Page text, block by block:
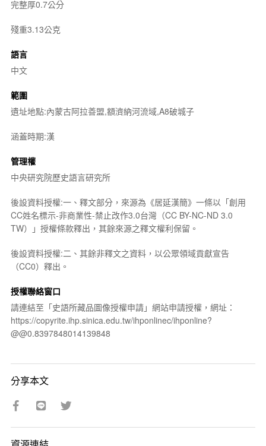
完整厚0.7公分
殘重3.13公克
語言
中文
範圍
遺址地點:內蒙古阿拉善盟,額濟納河流域,A8破城子
涵蓋時期:漢
管理權
中央研究院歷史語言研究所
後設資料授權:一、釋文部分，來源為《居延漢簡》一條以「創用
CC姓名標示-非商業性-禁止改作3.0台灣（CC BY-NC-ND 3.0
TW）」授權條款釋出，其餘來源之釋文權利保留。
後設資料授權:二、其餘非釋文之資料，以公眾領域貢獻宣告
（CC0）釋出。
授權聯絡窗口
請連結至「史語所藏品圖像授權申請」網站申請授權，網址：
https://copyrite.ihp.sinica.edu.tw/ihponlinec/ihponline?
@@0.8397848014139848
分享本文